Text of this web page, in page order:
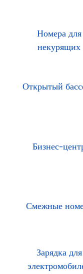
Номера для
некурящих
Открытый
Бизнес-
Смежные
Зарядка для